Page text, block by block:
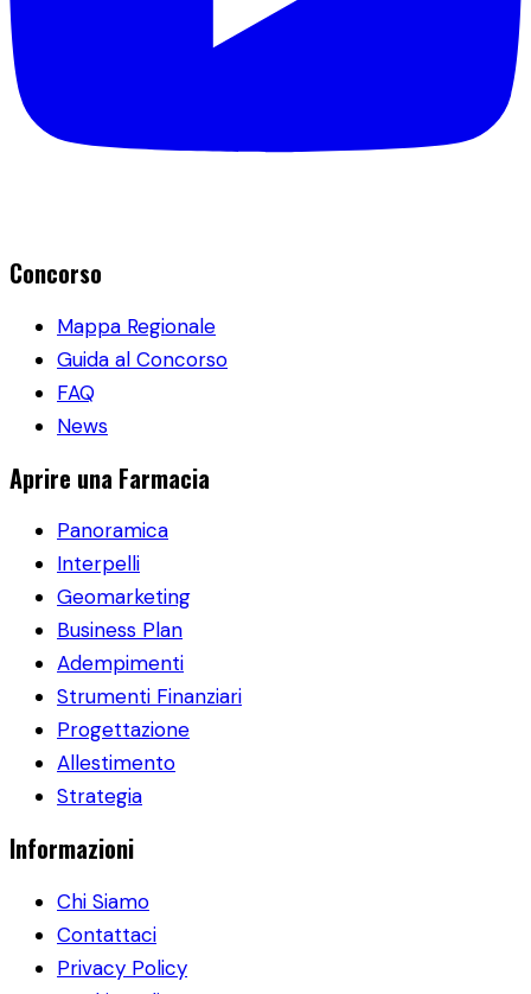
Concorso
Mappa Regionale
Guida al Concorso
FAQ
News
Aprire una Farmacia
Panoramica
Interpelli
Geomarketing
Business Plan
Adempimenti
Strumenti Finanziari
Progettazione
Allestimento
Strategia
Informazioni
Chi Siamo
Contattaci
Privacy Policy